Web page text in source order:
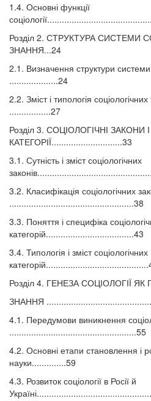
1.4. Основні функції
Розділ 2. СТРУКТУРА СИСТЕМИ
ЗНАННЯ...24
2.1. Визначення структури системи
....................24
2.2. Зміст і типологія
.................27
Розділ 3. СОЦІОЛОГІЧНІ ЗАКОНИ І
КАТЕГОРІЇ.............................33
3.1. Сутність і зміст соціологічних
3.2. Класифікація соціологічних
...................................................38
3.3. Поняття і специфіка
категорій....................................43
3.4. Типологія і зміст соціологічних
Розділ 4. ГЕНЕЗА СОЦІОЛОГІЇ
ЗНАННЯ
4.1. Передумови виникнення
....................................................55
4.2. Основні етапи становлення і
науки..............59
4.3. Розвиток соціології в Росії й